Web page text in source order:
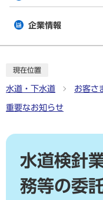
企業情報
現在位置
水道・下水道 お客さ
重要なお知らせ
水道検針
務等の委